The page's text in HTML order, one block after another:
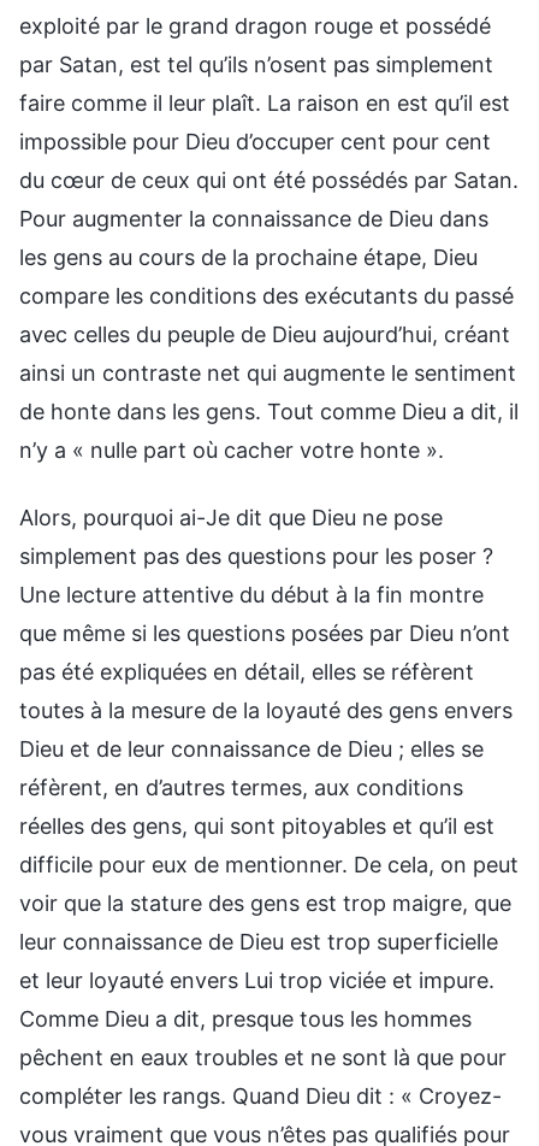
exploité par le grand dragon rouge et possédé
par Satan, est tel qu’ils n’osent pas simplement
faire comme il leur plaît. La raison en est qu’il est
impossible pour Dieu d’occuper cent pour cent
du cœur de ceux qui ont été possédés par Satan.
Pour augmenter la connaissance de Dieu dans
les gens au cours de la prochaine étape, Dieu
compare les conditions des exécutants du passé
avec celles du peuple de Dieu aujourd’hui, créant
ainsi un contraste net qui augmente le sentiment
de honte dans les gens. Tout comme Dieu a dit, il
n’y a « nulle part où cacher votre honte ».
Alors, pourquoi ai-Je dit que Dieu ne pose
simplement pas des questions pour les poser ?
Une lecture attentive du début à la fin montre
que même si les questions posées par Dieu n’ont
pas été expliquées en détail, elles se réfèrent
toutes à la mesure de la loyauté des gens envers
Dieu et de leur connaissance de Dieu ; elles se
réfèrent, en d’autres termes, aux conditions
réelles des gens, qui sont pitoyables et qu’il est
difficile pour eux de mentionner. De cela, on peut
voir que la stature des gens est trop maigre, que
leur connaissance de Dieu est trop superficielle
et leur loyauté envers Lui trop viciée et impure.
Comme Dieu a dit, presque tous les hommes
pêchent en eaux troubles et ne sont là que pour
compléter les rangs. Quand Dieu dit : « Croyez-
vous vraiment que vous n’êtes pas qualifiés pour